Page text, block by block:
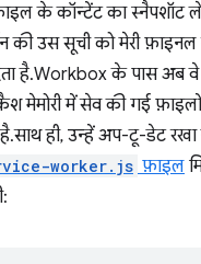
के कॉन्टेंट का स्नैपशॉट
उस सूची को मेरी फ़ाइनल
है. Workbox के पास अब वे
मेमोरी में सेव की गई
साथ ही, उन्हें अप-टू-डेट
worker.js फ़ाइल